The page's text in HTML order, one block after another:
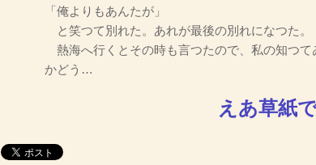
「俺よりもあんたが」
と笑つて別れた。あれが最後の別れになつた。
熱海へ行くとその時も言つたので、私の知つて
かどう…
えあ草紙